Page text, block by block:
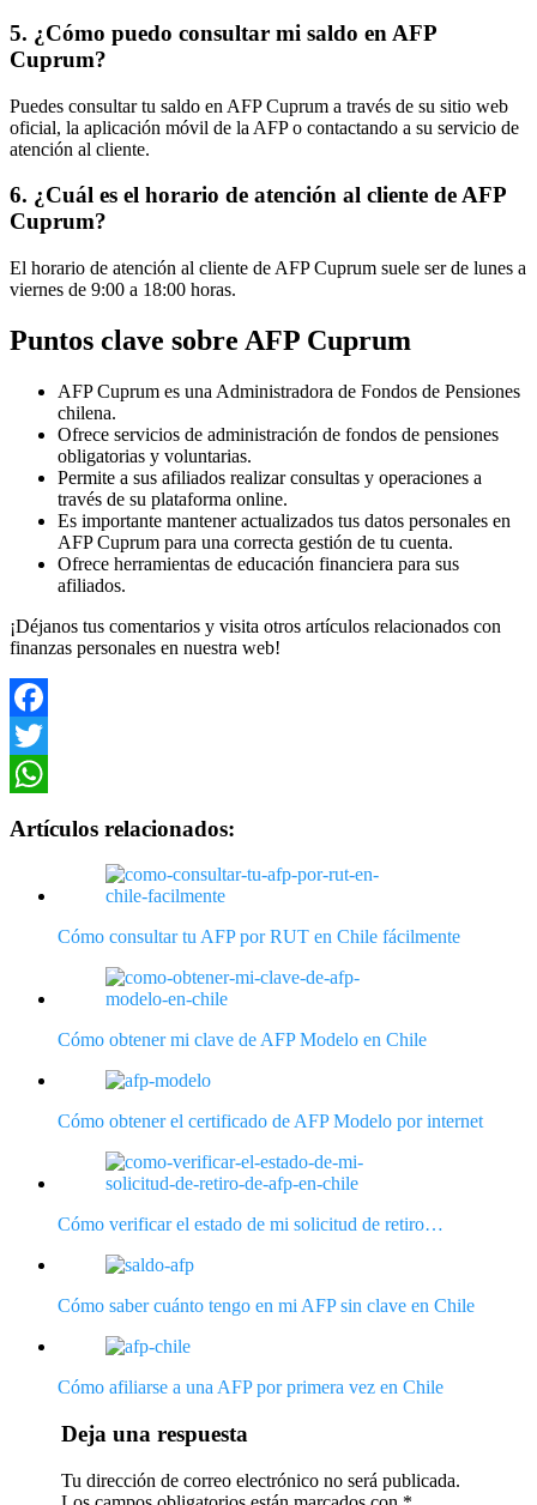
5. ¿Cómo puedo consultar mi saldo en AFP
Cuprum?
Puedes consultar tu saldo en AFP Cuprum a través de su sitio web
oficial, la aplicación móvil de la AFP o contactando a su servicio de
atención al cliente.
6. ¿Cuál es el horario de atención al cliente de AFP
Cuprum?
El horario de atención al cliente de AFP Cuprum suele ser de lunes a
viernes de 9:00 a 18:00 horas.
Puntos clave sobre AFP Cuprum
AFP Cuprum es una Administradora de Fondos de Pensiones
chilena.
Ofrece servicios de administración de fondos de pensiones
obligatorias y voluntarias.
Permite a sus afiliados realizar consultas y operaciones a
través de su plataforma online.
Es importante mantener actualizados tus datos personales en
AFP Cuprum para una correcta gestión de tu cuenta.
Ofrece herramientas de educación financiera para sus
afiliados.
¡Déjanos tus comentarios y visita otros artículos relacionados con
finanzas personales en nuestra web!
Facebook
Twitter
Artículos relacionados:
Cómo consultar tu AFP por RUT en Chile fácilmente
Cómo obtener mi clave de AFP Modelo en Chile
Cómo obtener el certificado de AFP Modelo por internet
Cómo verificar el estado de mi solicitud de retiro…
Cómo saber cuánto tengo en mi AFP sin clave en Chile
Cómo afiliarse a una AFP por primera vez en Chile
Deja una respuesta
Tu dirección de correo electrónico no será publicada.